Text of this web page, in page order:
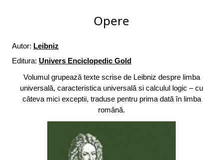
Opere
Autor: Leibniz
Editura: Univers Enciclopedic Gold
Volumul grupează texte scrise de Leibniz despre limba
universală, caracteristica universală si calculul logic – cu
câteva mici exceptii, traduse pentru prima dată în limba
română.